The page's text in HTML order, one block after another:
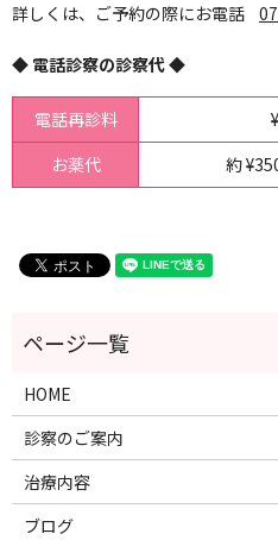
詳しくは、ご予約の際にお電話
◆ 電話診察の診察代 ◆
電話再診料
お薬代
約
HOME
診察のご案内
治療内容
ブログ